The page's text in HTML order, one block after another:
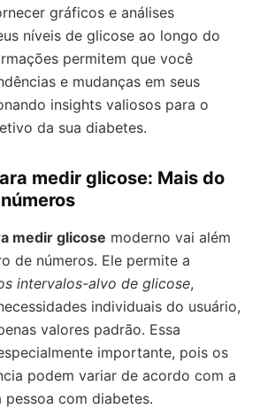
gráficos e análises
níveis de glicose ao longo do
permitem que você
e mudanças em seus
insights valiosos para o
da sua diabetes.
medir glicose: Mais do
medir glicose moderno vai além
de números. Ele permite a
intervalos-alvo de glicose,
individuais do usuário,
valores padrão. Essa
importante, pois os
podem variar de acordo com a
com diabetes.